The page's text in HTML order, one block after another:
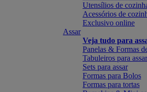
Utensílios de
Acessórios de
Exclusivo online
Assar
Veja tudo para
Panelas & Formas
Tabuleiros para assar
Sets para assar
Formas para Bolos
Formas para tortas